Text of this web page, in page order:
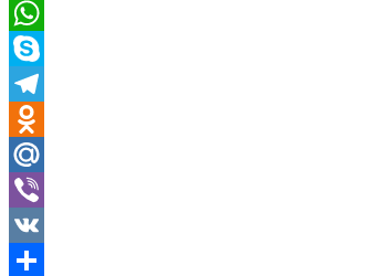
Email
WhatsApp
Skype
Telegram
Odnoklassniki
Mail.Ru
Viber
VK